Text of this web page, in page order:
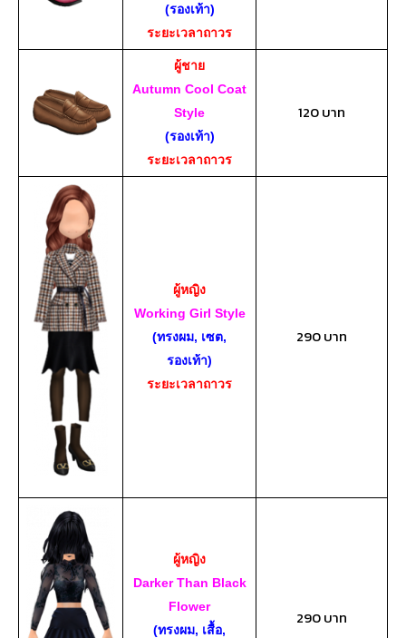
(รองเท้า)
ระยะเวลาถาวร
ผู้ชาย
Autumn Cool Coat
Style
(รองเท้า)
ระยะเวลาถาวร
120 บาท
ผู้หญิง
Working Girl Style
(ทรงผม, เซต,
รองเท้า)
ระยะเวลาถาวร
290 บาท
ผู้หญิง
Darker Than Black
Flower
(ทรงผม, เสื้อ,
290 บาท